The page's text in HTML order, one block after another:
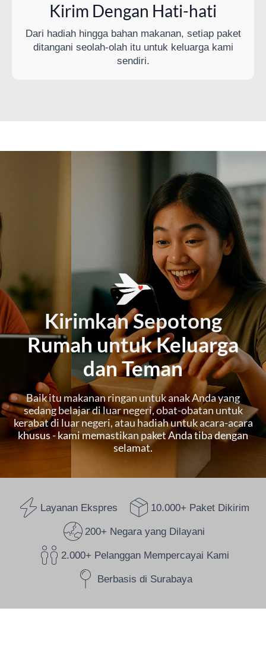
Kirim Dengan Hati-hati
Dari hadiah hingga bahan makanan, setiap paket
ditangani seolah-olah itu untuk keluarga kami
sendiri.
Kirimkan Sepotong
Rumah untuk Keluarga
dan Teman
Baik itu makanan ringan untuk anak Anda yang
sedang belajar di luar negeri, obat-obatan untuk
kerabat di luar negeri, atau hadiah untuk acara-acara
khusus - kami memastikan paket Anda tiba dengan
selamat.
Layanan Ekspres 10.000+ Paket Dikirim
200+ Negara yang Dilayani
2.000+ Pelanggan Mempercayai Kami
Berbasis di Surabaya